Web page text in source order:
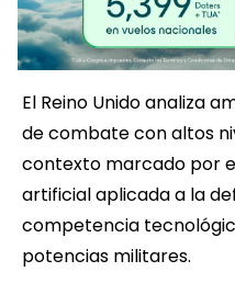
El Reino Unido analiza
de combate con altos
contexto marcado por
artificial aplicada a la
competencia
potencias militares.